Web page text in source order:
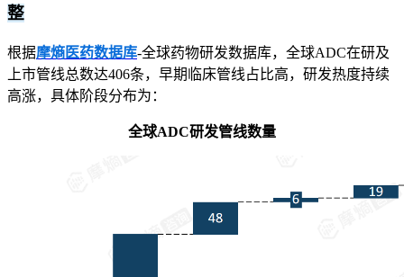
整
根据摩熵医药数据库-全球药物研发数据库，全球ADC在研及
上市管线总数达406条，早期临床管线占比高，研发热度持续
高涨，具体阶段分布为：
全球ADC研发管线数量